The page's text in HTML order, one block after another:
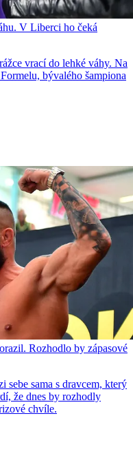
V Liberci ho čeká
vrací do lehké váhy. Na
bývalého šampiona
Rozhodlo by zápasové
sebe sama s dravcem, který
že dnes by rozhodly
chvíle.